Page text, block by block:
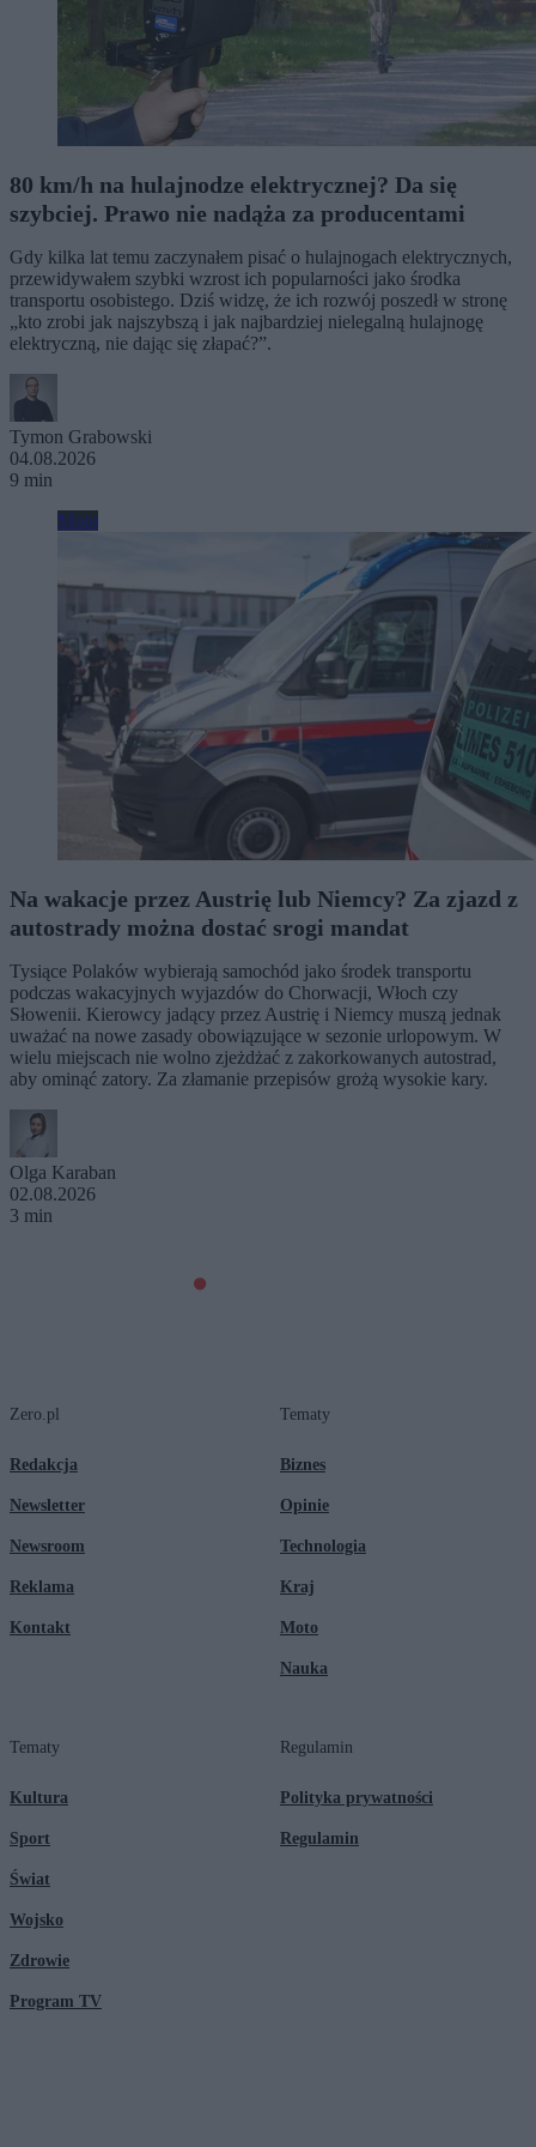
80 km/h na hulajnodze elektrycznej? Da się
szybciej. Prawo nie nadąża za producentami
Gdy kilka lat temu zaczynałem pisać o hulajnogach elektrycznych,
przewidywałem szybki wzrost ich popularności jako środka
transportu osobistego. Dziś widzę, że ich rozwój poszedł w stronę
„kto zrobi jak najszybszą i jak najbardziej nielegalną hulajnogę
elektryczną, nie dając się złapać?”.
Tymon Grabowski
04.08.2026
9 min
Moto
Na wakacje przez Austrię lub Niemcy? Za zjazd z
autostrady można dostać srogi mandat
Tysiące Polaków wybierają samochód jako środek transportu
podczas wakacyjnych wyjazdów do Chorwacji, Włoch czy
Słowenii. Kierowcy jadący przez Austrię i Niemcy muszą jednak
uważać na nowe zasady obowiązujące w sezonie urlopowym. W
wielu miejscach nie wolno zjeżdżać z zakorkowanych autostrad,
aby ominąć zatory. Za złamanie przepisów grożą wysokie kary.
Olga Karaban
02.08.2026
3 min
Zero.pl
Redakcja
Newsletter
Newsroom
Reklama
Kontakt
Tematy
Biznes
Opinie
Technologia
Kraj
Moto
Nauka
Tematy
Kultura
Sport
Świat
Wojsko
Zdrowie
Program TV
Regulamin
Polityka prywatności
Regulamin